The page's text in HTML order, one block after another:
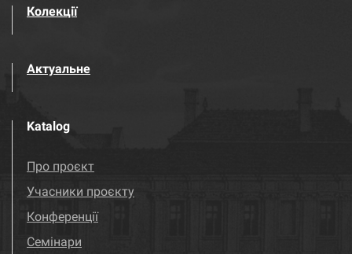
Колекції
Актуальне
Katalog
Про проєкт
Учасники проєкту
Конференції
Семінари